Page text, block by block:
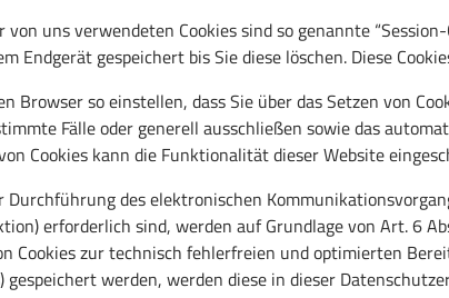
von uns verwendeten Cookies sind so genannte
Endgerät gespeichert bis Sie diese löschen. Diese
Browser so einstellen, dass Sie über das Setzen von
Fälle oder generell ausschließen sowie das
Cookies kann die Funktionalität dieser Website
Durchführung des elektronischen
erforderlich sind, werden auf Grundlage von Art. 6
Cookies zur technisch fehlerfreien und optimierten
werden, werden diese in dieser